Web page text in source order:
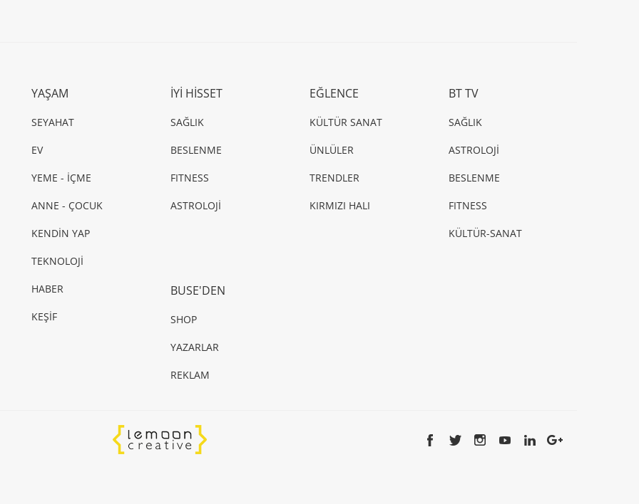
YAŞAM
SEYAHAT
EV
YEME - İÇME
ANNE - ÇOCUK
KENDİN YAP
TEKNOLOJİ
HABER
KEŞİF
İYİ HİSSET
SAĞLIK
BESLENME
FITNESS
ASTROLOJİ
EĞLENCE
KÜLTÜR SANAT
ÜNLÜLER
TRENDLER
KIRMIZI HALI
BT TV
SAĞLIK
ASTROLOJİ
BESLENME
FITNESS
KÜLTÜR-SANAT
BUSE'DEN
SHOP
YAZARLAR
REKLAM